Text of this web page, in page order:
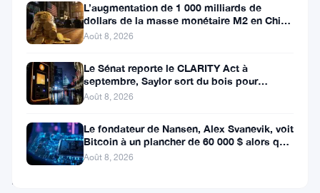
Bien
que
tendance
prix
reste
haussière,
L’augmentation de 1 000 milliards de
dollars de la masse monétaire M2 en Chine
laisse les traders de Bitcoin
Août 8, 2026
Le Sénat reporte le CLARITY Act à
septembre, Saylor sort du bois pour
Bitcoin
Août 8, 2026
Le fondateur de Nansen, Alex Svanevik, voit
Bitcoin à un plancher de 60 000 $ alors que
les actifs tokenisés
Août 8, 2026